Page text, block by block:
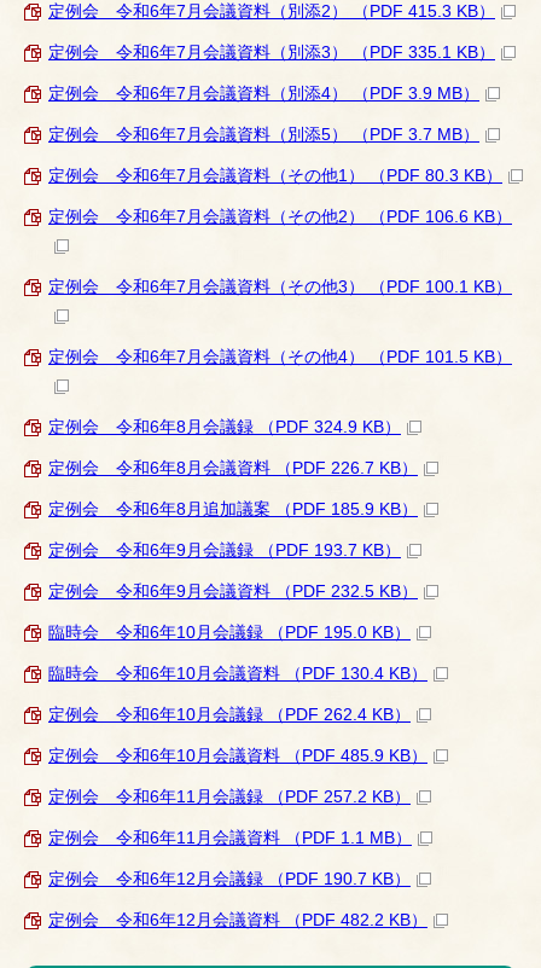
定例会 令和6年7月会議資料（別添2） （PDF 415.3 KB）
定例会 令和6年7月会議資料（別添3） （PDF 335.1 KB）
定例会 令和6年7月会議資料（別添4） （PDF 3.9 MB）
定例会 令和6年7月会議資料（別添5） （PDF 3.7 MB）
定例会 令和6年7月会議資料（その他1） （PDF 80.3 KB）
定例会 令和6年7月会議資料（その他2） （PDF 106.6 KB）
定例会 令和6年7月会議資料（その他3） （PDF 100.1 KB）
定例会 令和6年7月会議資料（その他4） （PDF 101.5 KB）
定例会 令和6年8月会議録 （PDF 324.9 KB）
定例会 令和6年8月会議資料 （PDF 226.7 KB）
定例会 令和6年8月追加議案 （PDF 185.9 KB）
定例会 令和6年9月会議録 （PDF 193.7 KB）
定例会 令和6年9月会議資料 （PDF 232.5 KB）
臨時会 令和6年10月会議録 （PDF 195.0 KB）
臨時会 令和6年10月会議資料 （PDF 130.4 KB）
定例会 令和6年10月会議録 （PDF 262.4 KB）
定例会 令和6年10月会議資料 （PDF 485.9 KB）
定例会 令和6年11月会議録 （PDF 257.2 KB）
定例会 令和6年11月会議資料 （PDF 1.1 MB）
定例会 令和6年12月会議録 （PDF 190.7 KB）
定例会 令和6年12月会議資料 （PDF 482.2 KB）